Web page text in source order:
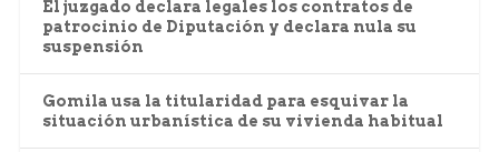
El juzgado declara legales los contratos de
patrocinio de Diputación y declara nula su
suspensión
Gomila usa la titularidad para esquivar la
situación urbanística de su vivienda habitual